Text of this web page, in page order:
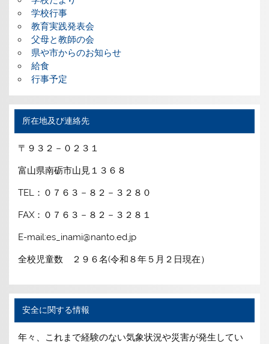
学校行事
教育実践発表会
父母と教師の会
県や市からのお知らせ
給食
行事予定
所在地及び連絡先
〒９３２－０２３１
富山県南砺市山見１３６８
TEL：０７６３－８２－３２８０
FAX：０７６３－８２－３２８１
E-mail:es_inami@nanto.ed.jp
全校児童数 ２９６名(令和８年５月２日現在）
安全に関する情報
年々、これまで経験のない気象状況や災害が発生してい